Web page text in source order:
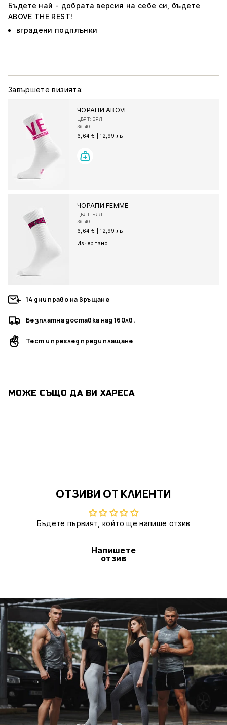
Бъдете най - добрата версия на себе си, бъдете
ABOVE THE REST!
вградени подплънки
Завършете визията:
ЧОРАПИ ABOVE
ЦВЯТ: БЯЛ
36-40
6,64 € 12,99 лв
ЧОРАПИ FEMME
ЦВЯТ: БЯЛ
36-40
6,64 €
12,99 лв
Изчерпано
14 дни право на връщане
Безплатна доставка над 160лв.
Тест и преглед преди плащане
МОЖЕ СЪЩО ДА ВИ ХАРЕСА
ОТЗИВИ ОТ КЛИЕНТИ
Бъдете първият, който ще напише отзив
Напишете
отзив